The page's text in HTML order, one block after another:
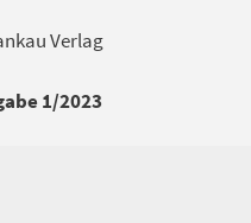
Verlag
1/2023